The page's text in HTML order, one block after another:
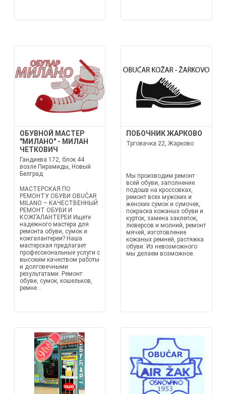
ОБУВНОЙ МАСТЕР
"МИЛАНО" - МИЛАН
ЧЕТКОВИЧ
Гандиева 172, блок 44
возле Пирамиды, Новый
Белград
МАСТЕРСКАЯ ПО
РЕМОНТУ ОБУВИ OBUĆAR
MILANO – КАЧЕСТВЕННЫЙ
РЕМОНТ ОБУВИ И
КОЖГАЛАНТЕРЕИ Ищете
надежного мастера для
ремонта обуви, сумок и
кожгалантереи? Наша
мастерская предлагает
профессиональные услуги с
высоким качеством работы
и долговечными
результатами. Ремонт
обуви, сумок, кошельков,
ремне...
ПОБОЧНИК ЖАРКОВО
Трговачка 22, Жарково
Мы производим ремонт
всей обуви, заполнение
подошв на кроссовках,
ремонт всех мужских и
женских сумок и сумочек,
покраска кожаных обуви и
курток, замена заклепок,
люверсов и молний, ремонт
мячей, изготовление
кожаных ремней, растяжка
обуви. Из невозможного
мы делаем возможное.